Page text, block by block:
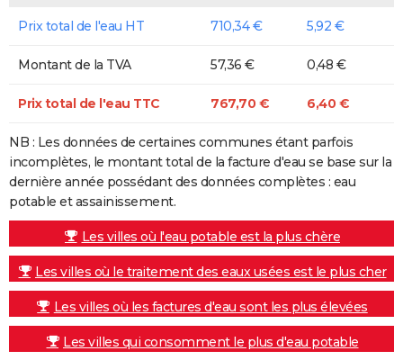
Prix total de l'eau HT 710,34 € 5,92 €
Montant de la TVA 57,36 € 0,48 €
Prix total de l'eau TTC 767,70 € 6,40 €
NB : Les données de certaines communes étant parfois
incomplètes, le montant total de la facture d'eau se base sur la
dernière année possédant des données complètes : eau
potable et assainissement.
Les villes où l'eau potable est la plus chère
Les villes où le traitement des eaux usées est le plus cher
Les villes où les factures d'eau sont les plus élevées
Les villes qui consomment le plus d'eau potable